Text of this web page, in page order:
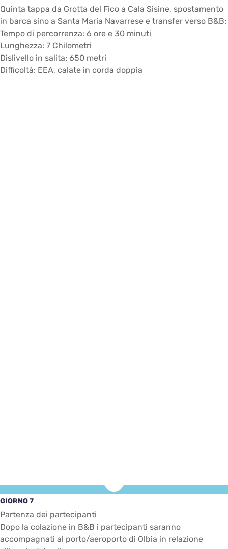
Quinta tappa da Grotta del Fico a Cala Sisine, spostamento
in barca sino a Santa Maria Navarrese e transfer verso B&B:
Tempo di percorrenza: 6 ore e 30 minuti
Lunghezza: 7 Chilometri
Dislivello in salita: 650 metri
Difficoltà: EEA, calate in corda doppia
GIORNO 7
Partenza dei partecipanti
Dopo la colazione in B&B i partecipanti saranno
accompagnati al porto/aeroporto di Olbia in relazione